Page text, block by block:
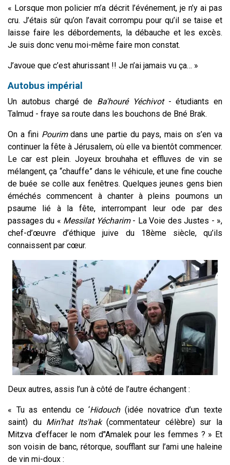
« Lorsque mon policier m’a décrit l’événement, je n’y ai pas
cru. J’étais sûr qu’on l’avait corrompu pour qu’il se taise et
laisse faire les débordements, la débauche et les excès.
Je suis donc venu moi-même faire mon constat.
J’avoue que c’est ahurissant !! Je n’ai jamais vu ça… »
Autobus impérial
Un autobus chargé de Ba'houré Yéchivot - étudiants en
Talmud - fraye sa route dans les bouchons de Bné Brak.
On a fini Pourimdans une partie du pays, mais on s’en va
continuer la fête à Jérusalem, où elle va bientôt commencer.
Le car est plein. Joyeux brouhaha et effluves de vin se
mélangent, ça “chauffe” dans le véhicule, et une fine couche
de buée se colle aux fenêtres. Quelques jeunes gens bien
éméchés commencent à chanter à pleins poumons un
psaume lié à la fête, interrompant leur ode par des
passages du « Messilat Yécharim - La Voie des Justes - »,
chef-d’œuvre d’éthique juive du 18ème siècle, qu’ils
connaissent par cœur.
Deux autres, assis l’un à côté de l’autre échangent :
« Tu as entendu ce ‘Hidouch(idée novatrice d’un texte
saint) du Min’hat Its'hak(commentateur célèbre) sur la
Mitzva d’effacer le nom d’'Amalek pour les femmes ? » Et
son voisin de banc, rétorque, soufflant sur l’ami une haleine
de vin mi-doux :